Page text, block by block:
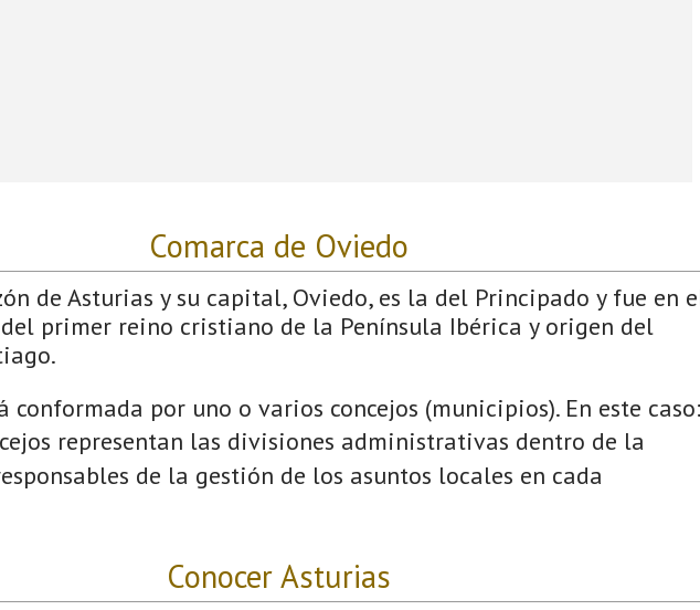
Comarca de Oviedo
de Asturias y su capital, Oviedo, es la del Principado y fue en
primer reino cristiano de la Península Ibérica y origen del
conformada por uno o varios concejos (municipios). En este caso:
representan las divisiones administrativas dentro de la
de la gestión de los asuntos locales en cada
Conocer Asturias